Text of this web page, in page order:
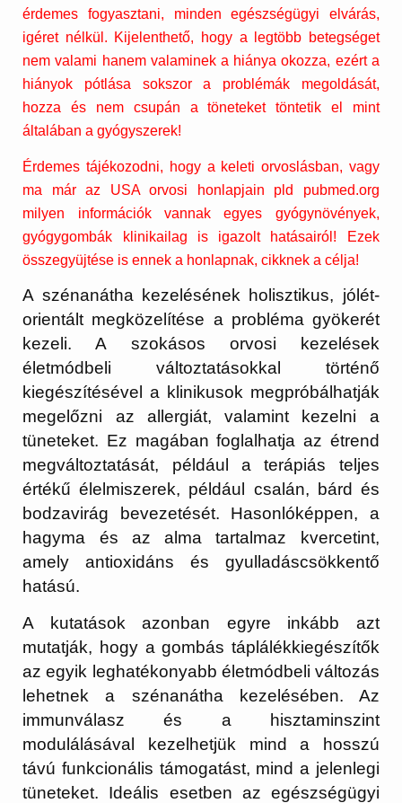
érdemes fogyasztani, minden egészségügyi elvárás,
igéret nélkül. Kijelenthető, hogy a legtöbb betegséget
nem valami hanem valaminek a hiánya okozza, ezért a
hiányok pótlása sokszor a problémák megoldását,
hozza és nem csupán a töneteket töntetik el mint
általában a gyógyszerek!
Érdemes tájékozodni, hogy a keleti orvoslásban, vagy
ma már az USA orvosi honlapjain pld pubmed.org
milyen információk vannak egyes gyógynövények,
gyógygombák klinikailag is igazolt hatásairól! Ezek
összegyüjtése is ennek a honlapnak, cikknek a célja!
A szénanátha kezelésének holisztikus, jólét-
orientált megközelítése a probléma gyökerét
kezeli. A szokásos orvosi kezelések
életmódbeli változtatásokkal történő
kiegészítésével a klinikusok megpróbálhatják
megelőzni az allergiát, valamint kezelni a
tüneteket. Ez magában foglalhatja az étrend
megváltoztatását, például a terápiás teljes
értékű élelmiszerek, például csalán, bárd és
bodzavirág bevezetését. Hasonlóképpen, a
hagyma és az alma tartalmaz kvercetint,
amely antioxidáns és gyulladáscsökkentő
hatású.
A kutatások azonban egyre inkább azt
mutatják, hogy a gombás táplálékkiegészítők
az egyik leghatékonyabb életmódbeli változás
lehetnek a szénanátha kezelésében. Az
immunválasz és a hisztaminszint
modulálásával kezelhetjük mind a hosszú
távú funkcionális támogatást, mind a jelenlegi
tüneteket. Ideális esetben az egészségügyi